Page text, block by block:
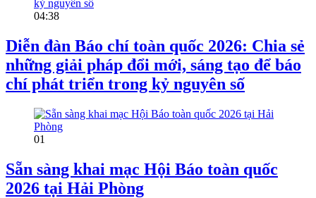
04:38
Diễn đàn Báo chí toàn quốc 2026: Chia sẻ
những giải pháp đổi mới, sáng tạo để báo
chí phát triển trong kỷ nguyên số
01
Sẵn sàng khai mạc Hội Báo toàn quốc
2026 tại Hải Phòng